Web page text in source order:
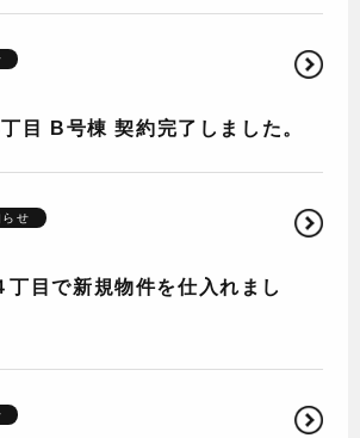
目 B号棟 契約完了しました。
せ
丁目で新規物件を仕入れまし